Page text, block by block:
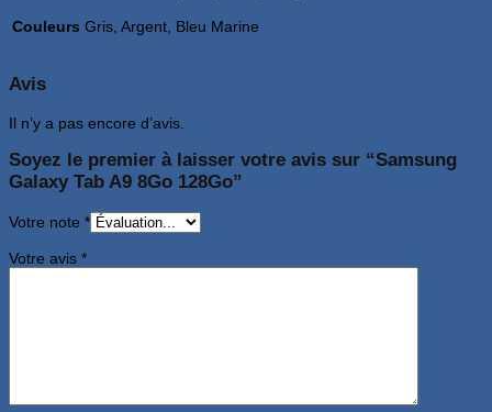
Couleurs Gris, Argent, Bleu Marine
Avis
Il n’y a pas encore d’avis.
Soyez le premier à laisser votre avis sur “Samsung
Galaxy Tab A9 8Go 128Go”
Votre note *
Votre avis *